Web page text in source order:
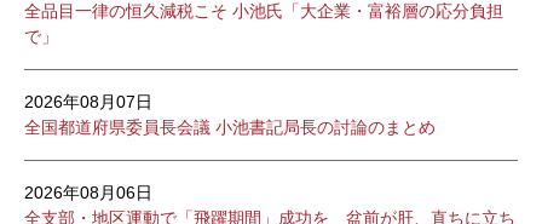
全品目一律の恒久減税こそ 小池氏「大企業・富裕層の応分負担
で」
2026年08月07日
全国都道府県委員長会議 小池書記局長の討論のまとめ
2026年08月06日
全支部・地区運動で「飛躍期間」成功を 盆前が肝、直ちに立ち